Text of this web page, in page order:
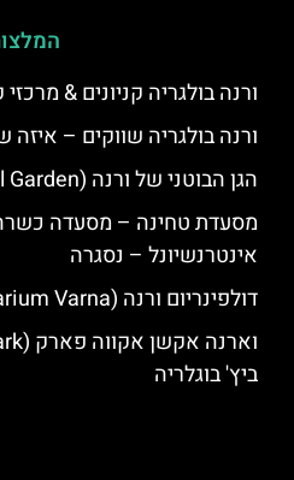
ורנה בולגריה קניונים & מרכזי
ורנה בולגריה שווקים – איזה
הגן הבוטני של ורנה (Varna Botanical Garden)
מסעדת טחינה – מסעדה כשרה
אינטרנשיונל – נסגרה
דולפינריום ורנה (Dolphinarium Varna)
ביץ' בוגלריה